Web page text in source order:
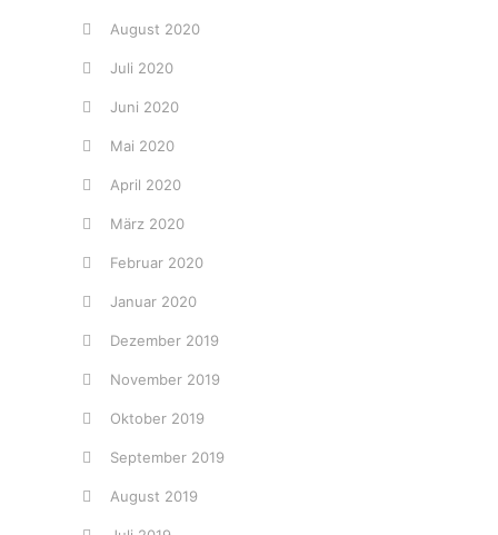
August 2020
Juli 2020
Juni 2020
Mai 2020
April 2020
März 2020
Februar 2020
Januar 2020
Dezember 2019
November 2019
Oktober 2019
September 2019
August 2019